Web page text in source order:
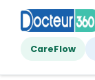
CareFlow